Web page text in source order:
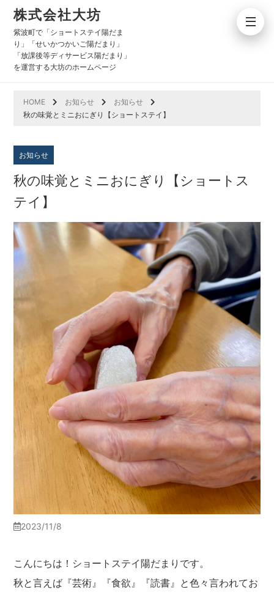
株式会社大坊
紫波町で「ショートステイ陽だま
り」「せいかつかいご陽だまり」
「放課後等ディサービス陽だまり」
を運営する大坊のホームページ
HOME お知らせ
お知らせ
秋の味覚とミニおにぎり【ショートステイ】
お知らせ
秋の味覚とミニおにぎり【ショートス
テイ】
2023/11/8
こんにちは！ショートステイ陽だまりです。
秋と言えば『芸術』『食欲』『読書』と色々言われてお